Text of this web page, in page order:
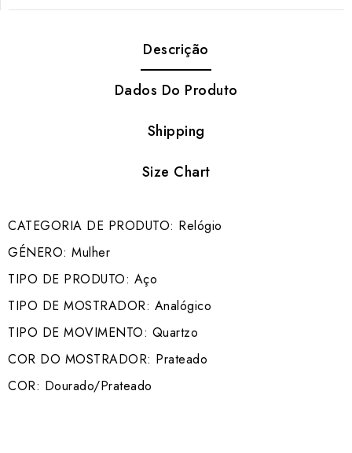
Descrição
Dados Do Produto
Shipping
Size Chart
CATEGORIA DE PRODUTO: Relógio
GÉNERO: Mulher
TIPO DE PRODUTO: Aço
TIPO DE MOSTRADOR: Analógico
TIPO DE MOVIMENTO: Quartzo
COR DO MOSTRADOR: Prateado
COR: Dourado/Prateado